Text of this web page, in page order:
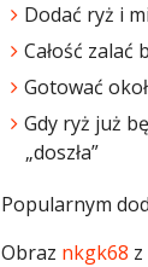
Dodać ryż i
Całość
Gotować
Gdy ryż już
„doszła”
Popularnym
Obraz nkgk68 z